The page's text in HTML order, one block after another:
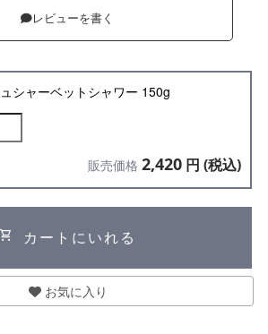
レビューを書く
シャーベットシャワー 150g
販売価格 2,420 円 (税込)
shopping_cart カートにいれる
お気に入り